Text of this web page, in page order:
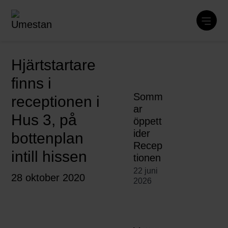
Hjärtstartare
finns i
receptionen i
Hus 3, på
bottenplan
intill hissen
28 oktober 2020
Somm
ar
öppett
ider
Recep
tionen
22 juni
2026